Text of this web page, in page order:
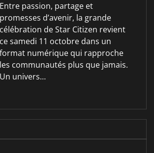
Entre passion, partage et
promesses d’avenir, la grande
célébration de Star Citizen revient
ce samedi 11 octobre dans un
format numérique qui rapproche
les communautés plus que jamais.
Un univers…